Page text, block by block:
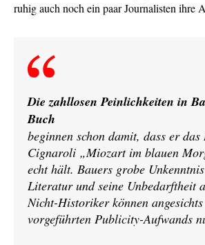
ruhig auch noch ein paar Journalisten ihre
Die zahllosen Peinlichkeiten in
Buch
beginnen schon damit, dass er
Cignaroli „Miozart im blauen
echt hält. Bauers grobe
Literatur und seine Unbedarftheit
Nicht-Historiker können
vorgeführten Publicity-Aufwands